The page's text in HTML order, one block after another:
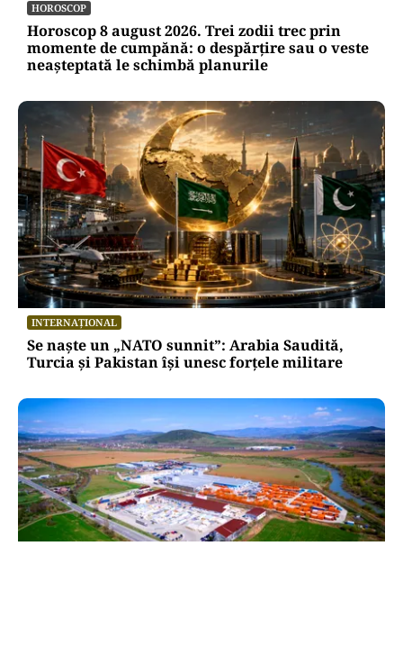
HOROSCOP
Horoscop 8 august 2026. Trei zodii trec prin
momente de cumpănă: o despărțire sau o veste
neașteptată le schimbă planurile
INTERNAȚIONAL
Se naște un „NATO sunnit”: Arabia Saudită,
Turcia și Pakistan își unesc forțele militare